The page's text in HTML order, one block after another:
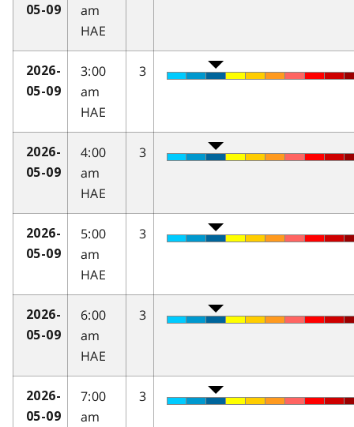
05-09
am
HAE
2026-
05-09
3:00
am
HAE
3
2026-
05-09
4:00
am
HAE
3
2026-
05-09
5:00
am
HAE
3
2026-
05-09
6:00
am
HAE
3
2026-
05-09
7:00
am
3